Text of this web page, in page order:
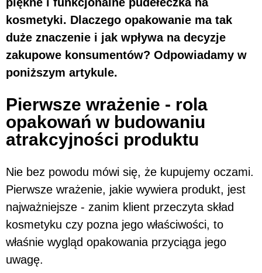
kosmetyki. Dlaczego opakowanie ma tak
duże znaczenie i jak wpływa na decyzje
zakupowe konsumentów? Odpowiadamy w
poniższym artykule.
Pierwsze wrażenie - rola
opakowań w budowaniu
atrakcyjności produktu
Nie bez powodu mówi się, że kupujemy oczami.
Pierwsze wrażenie, jakie wywiera produkt, jest
najważniejsze - zanim klient przeczyta skład
kosmetyku czy pozna jego właściwości, to
właśnie wygląd opakowania przyciąga jego
uwagę.